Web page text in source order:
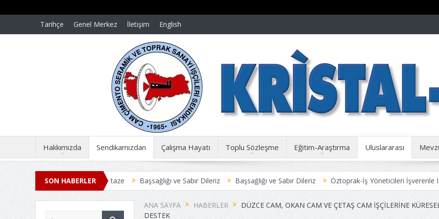
Tarihçe Genel Merkez İletişim English
Hakkımızda Sendikamızdan Çalışma Hayatı Toplu Sözleşme Eğitim-Araştırma Uluslararası
SON HABERLER
acılar dün gibi taze Başsağlığı ve Sabır Dileriz Başsağlığı ve Sabır Dileriz Öztoprak-İş Yöneticileri İşverenle İşbirliği
TOPLU İŞ SÖZLEŞMESİ ANLAŞMAYLA SONUÇLANDI
Üyelerimize Duyuru
ANA SAYFA HABERLER
DÜZCE CAM, OKAN CAM VE ÇETAŞ CAM IŞÇILERINE
DESTEK